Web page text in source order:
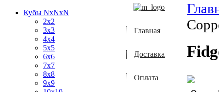
Кубы NxNxN
2x2
3x3
4x4
5x5
6x6
7x7
8x8
9x9
Главная
Доставка
Оплата